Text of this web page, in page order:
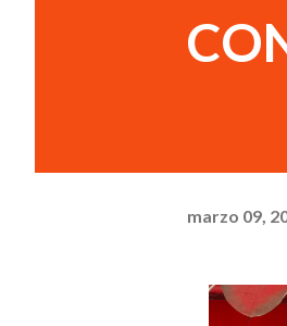
marzo 09,